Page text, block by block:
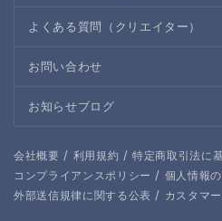
よくある質問（クリエイター）
お問い合わせ
お知らせブログ
会社概要 / 利用規約 / 特定商取引法に
コンプライアンスポリシー / 個人情報
外部送信規律に関する公表 / カスタマ